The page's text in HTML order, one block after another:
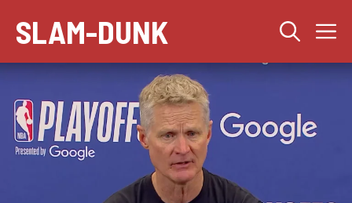
contenu
SLAM-DUNK